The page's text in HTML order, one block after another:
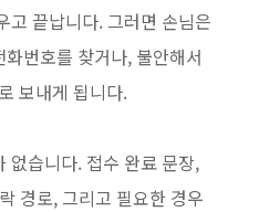
고 끝납니다. 그러면 손님은
번호를 찾거나, 불안해서
보내게 됩니다.
없습니다. 접수 완료 문장,
경로, 그리고 필요한 경우